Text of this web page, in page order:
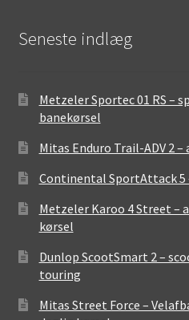
Seneste indlæg
Metzeler Sportec 01 RS –
banekørsel
Mitas Enduro Trail-ADV 2
Continental SportAttack
Metzeler Karoo 4 Street
kørsel
Dunlop ScootSmart 2 –
touring
Mitas Street Force –